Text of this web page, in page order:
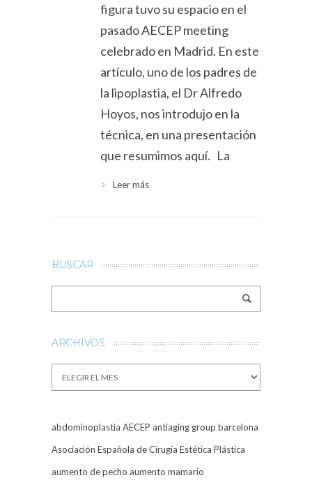
figura tuvo su espacio en el
pasado AECEP meeting
celebrado en Madrid. En este
artículo, uno de los padres de
la lipoplastia, el Dr Alfredo
Hoyos, nos introdujo en la
técnica, en una presentación
que resumimos aquí. La
Leer más
BUSCAR
ARCHIVOS
Archivos
abdominoplastia AECEP antiaging group barcelona
Asociación Española de Cirugía Estética Plástica
aumento de pecho aumento mamario